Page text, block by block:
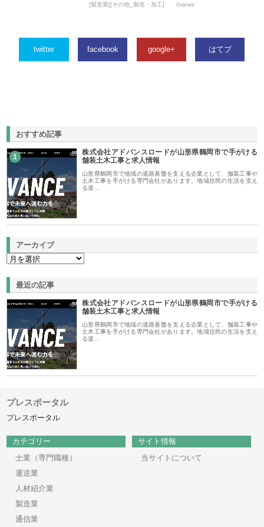
[製造業][その他_製造・加工] 0views
twitter facebook google+ はてブ
おすすめ記事
1
株式会社アドバンスロードが山形県鶴岡市で手がける
舗装土木工事と求人情報
山形県鶴岡市で地域の道路基盤を支える企業として、舗装工事や
土木工事を手がける専門会社があります。地域住民の生活を支え
る道…
アーカイブ
最近の記事
株式会社アドバンスロードが山形県鶴岡市で手がける
舗装土木工事と求人情報
山形県鶴岡市で地域の道路基盤を支える企業として、舗装工事や
土木工事を手がける専門会社があります。地域住民の生活を支え
る道…
プレスポータル
プレスポータル
カテゴリー
士業（専門職種）
運送業
人材紹介業
製造業
通信業
サイト情報
当サイトについて